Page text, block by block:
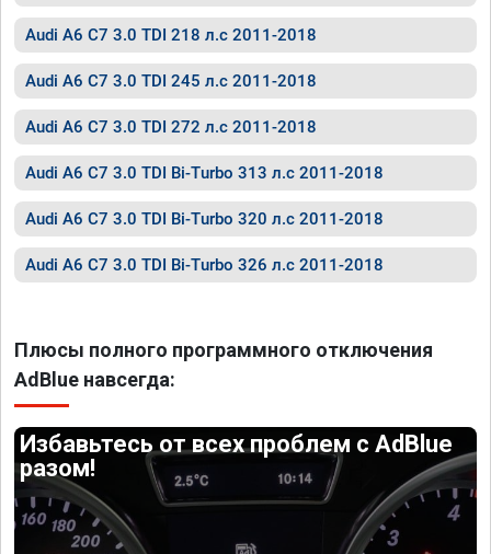
Audi A6 C7 3.0 TDI 218 л.с 2011-2018
Audi A6 C7 3.0 TDI 245 л.с 2011-2018
Audi A6 C7 3.0 TDI 272 л.с 2011-2018
Audi A6 C7 3.0 TDI Bi-Turbo 313 л.с 2011-2018
Audi A6 C7 3.0 TDI Bi-Turbo 320 л.с 2011-2018
Audi A6 C7 3.0 TDI Bi-Turbo 326 л.с 2011-2018
Плюсы полного программного отключения
AdBlue навсегда:
Избавьтесь от всех проблем с AdBlue
разом!